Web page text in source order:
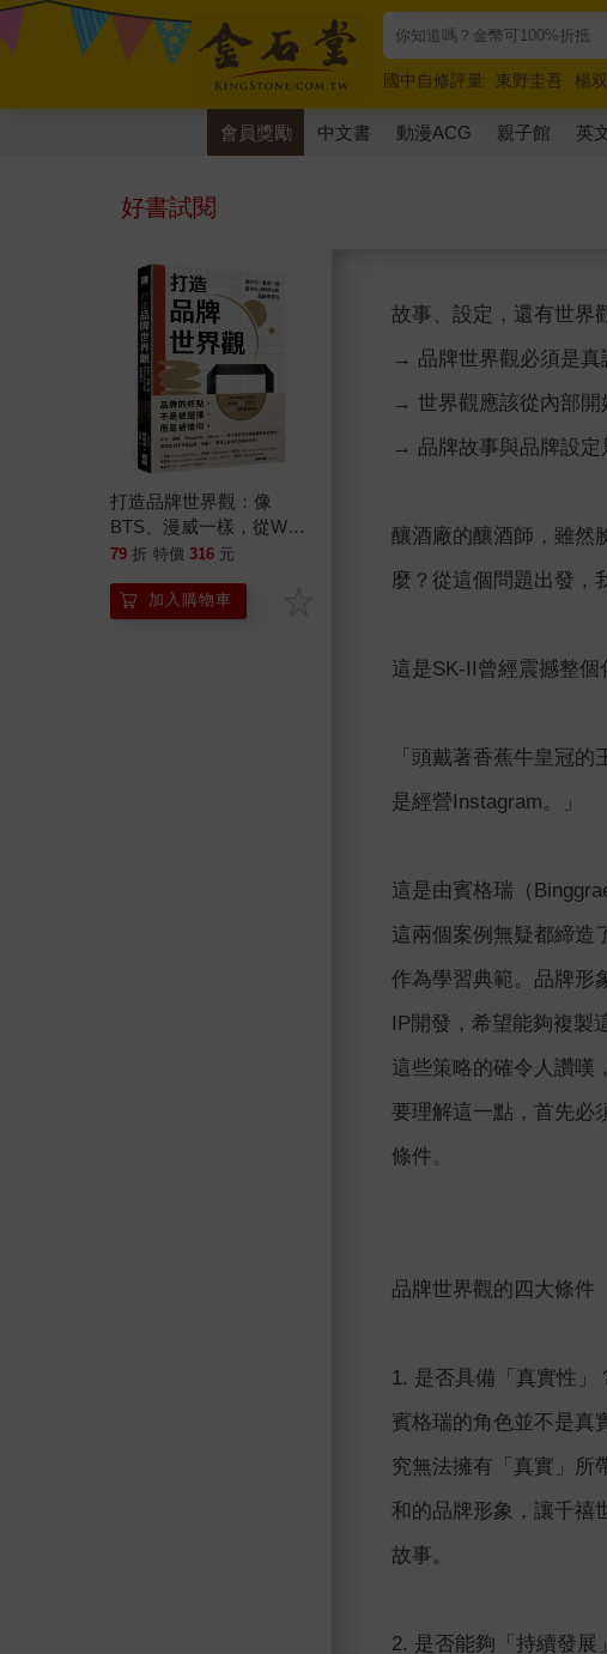
國中自修評量 東野圭吾 楊
唯紅花綻放
奧德賽 路邊攤
會員獎勵 中文書 動漫ACG 親子館 英
好書試閱
打造品牌世界觀：像
BTS、漫威一樣，從Why
到Who的品牌思考法
79 折 特價 316 元
加入購物車
故事、設定，還有世界
→ 品牌世界觀必須是真
→ 世界觀應該從內部開
→ 品牌故事與品牌設定
釀酒廠的釀酒師，雖然
麼？從這個問題出發，
這是SK-II曾經震撼整個
「頭戴著香蕉牛皇冠
是經營Instagram。」
這是由賓格瑞（
這兩個案例無疑都締造
作為學習典範。品牌形
IP開發，希望能夠複製
這些策略的確令人讚嘆
要理解這一點，首先必
條件。
品牌世界觀的四大條件
1. 是否具備「真實性」
賓格瑞的角色並不是真
究無法擁有「真實」所
和的品牌形象，讓千禧
故事。
2. 是否能夠「持續發展